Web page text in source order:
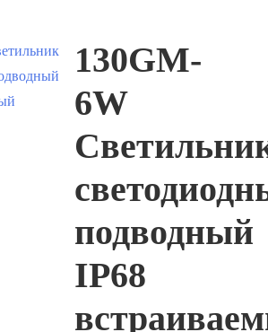
130GM-
6W
подводный
IP68